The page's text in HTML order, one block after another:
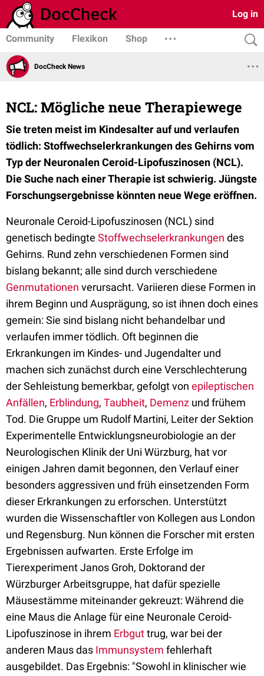
Log in
Community Flexikon Shop
DocCheck News
NCL: Mögliche neue Therapiewege
Sie treten meist im Kindesalter auf und verlaufen
tödlich: Stoffwechselerkrankungen des Gehirns vom
Typ der Neuronalen Ceroid-Lipofuszinosen (NCL).
Die Suche nach einer Therapie ist schwierig. Jüngste
Forschungsergebnisse könnten neue Wege eröffnen.
Neuronale Ceroid-Lipofuszinosen (NCL) sind
genetisch bedingte Stoffwechselerkrankungen des
Gehirns. Rund zehn verschiedenen Formen sind
bislang bekannt; alle sind durch verschiedene
Genmutationen verursacht. Variieren diese Formen in
ihrem Beginn und Ausprägung, so ist ihnen doch eines
gemein: Sie sind bislang nicht behandelbar und
verlaufen immer tödlich. Oft beginnen die
Erkrankungen im Kindes- und Jugendalter und
machen sich zunächst durch eine Verschlechterung
der Sehleistung bemerkbar, gefolgt von epileptischen
Anfällen, Erblindung, Taubheit, Demenz und frühem
Tod. Die Gruppe um Rudolf Martini, Leiter der Sektion
Experimentelle Entwicklungsneurobiologie an der
Neurologischen Klinik der Uni Würzburg, hat vor
einigen Jahren damit begonnen, den Verlauf einer
besonders aggressiven und früh einsetzenden Form
dieser Erkrankungen zu erforschen. Unterstützt
wurden die Wissenschaftler von Kollegen aus London
und Regensburg. Nun können die Forscher mit ersten
Ergebnissen aufwarten. Erste Erfolge im
Tierexperiment Janos Groh, Doktorand der
Würzburger Arbeitsgruppe, hat dafür spezielle
Mäusestämme miteinander gekreuzt: Während die
eine Maus die Anlage für eine Neuronale Ceroid-
Lipofuszinose in ihrem Erbguttrug, war bei der
anderen Maus das Immunsystem fehlerhaft
ausgebildet. Das Ergebnis: "Sowohl in klinischer wie